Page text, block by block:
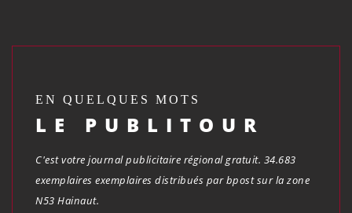
EN QUELQUES MOTS
LE PUBLITOUR
C'est votre journal publicitaire régional gratuit. 34.683
exemplaires exemplaires distribués par bpost sur la zone
N53 Hainaut.